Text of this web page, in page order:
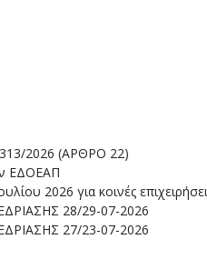
2026 (ΑΡΘΡΟ 22)
ΕΔΟΕΑΠ
2026 για κοινές
28/29-07-2026
27/23-07-2026